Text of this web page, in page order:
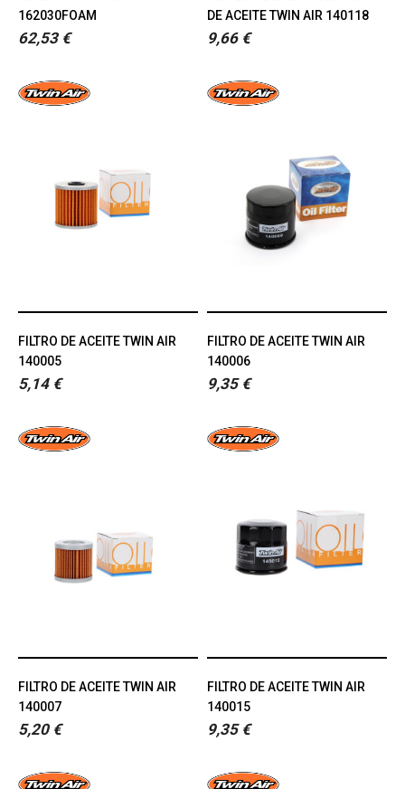
162030FOAM
62,53 €
DE ACEITE TWIN AIR 140118
9,66 €
FILTRO DE ACEITE TWIN AIR
140005
5,14 €
FILTRO DE ACEITE TWIN AIR
140006
9,35 €
FILTRO DE ACEITE TWIN AIR
140007
5,20 €
FILTRO DE ACEITE TWIN AIR
140015
9,35 €